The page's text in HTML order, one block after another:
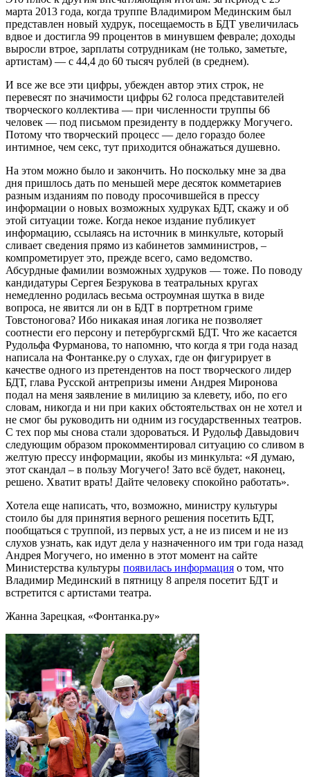
марта 2013 года, когда труппе Владимиром Мединским был
представлен новый худрук, посещаемость в БДТ увеличилась
вдвое и достигла 99 процентов в минувшем феврале; доходы
выросли втрое, зарплаты сотрудникам (не только, заметьте,
артистам) — с 44,4 до 60 тысяч рублей (в среднем).
И все же все эти цифры, убежден автор этих строк, не
перевесят по значимости цифры 62 голоса представителей
творческого коллектива — при численности труппы 66
человек — под письмом президенту в поддержку Могучего.
Потому что творческий процесс — дело гораздо более
интимное, чем секс, тут приходится обнажаться душевно.
На этом можно было и закончить. Но поскольку мне за два
дня пришлось дать по меньшей мере десяток комметариев
разным изданиям по поводу просочившейся в прессу
информации о новых возможных худруках БДТ, скажу и об
этой ситуации тоже. Когда некое издание публикует
информацию, ссылаясь на источник в минкульте, который
сливает сведения прямо из кабинетов замминистров, –
компрометирует это, прежде всего, само ведомство.
Абсурдные фамилии возможных худруков — тоже. По поводу
кандидатуры Сергея Безрукова в театральных кругах
немедленно родилась весьма остроумная шутка в виде
вопроса, не явится ли он в БДТ в портретном гриме
Товстоногова? Ибо никакая иная логика не позволяет
соотнести его персону и петербургскмй БДТ. Что же касается
Рудольфа Фурманова, то напомню, что когда я три года назад
написала на Фонтанке.ру о слухах, где он фигурирует в
качестве одного из претендентов на пост творческого лидер
БДТ, глава Русской антрепризы имени Андрея Миронова
подал на меня заявление в милицию за клевету, ибо, по его
словам, никогда и ни при каких обстоятельствах он не хотел и
не смог бы руководить ни одним из государственных театров.
С тех пор мы снова стали здороваться. И Рудольф Давыдович
следующим образом прокомментировал ситуацию со сливом в
желтую прессу информации, якобы из минкульта: «Я думаю,
этот скандал – в пользу Могучего! Зато всё будет, наконец,
решено. Хватит врать! Дайте человеку спокойно работать».
Хотела еще написать, что, возможно, министру культуры
стоило бы для принятия верного решения посетить БДТ,
пообщаться с труппой, из первых уст, а не из писем и не из
слухов узнать, как идут дела у назначенного им три года назад
Андрея Могучего, но именно в этот момент на сайте
Министерства культуры появилась информация о том, что
Владимир Мединский в пятницу 8 апреля посетит БДТ и
встретится с артистами театра.
Жанна Зарецкая, «Фонтанка.ру»